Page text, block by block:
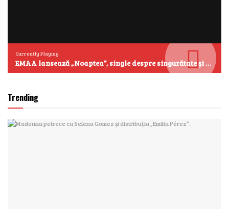
Currently Playing
EMAA lansează „Noaptea”, single despre singurătate și emoțiile care se aud cel mai clar după miezul nopții
Trending